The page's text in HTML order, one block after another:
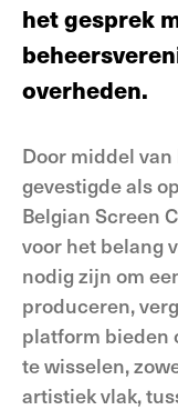
het gesprek
overheden.
Door middel
gevestigde als
Belgian Screen
voor het belang
nodig zijn om
produceren,
platform bieden
te wisselen,
artistiek vlak,